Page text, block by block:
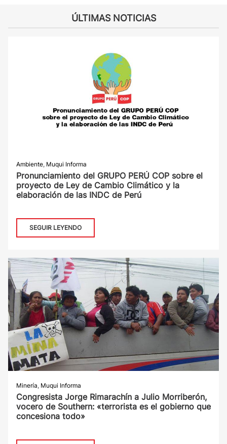
ÚLTIMAS NOTICIAS
Ambiente, Muqui Informa
Pronunciamiento del GRUPO PERÚ COP sobre el
proyecto de Ley de Cambio Climático y la
elaboración de las INDC de Perú
SEGUIR LEYENDO
Minería, Muqui Informa
Congresista Jorge Rimarachín a Julio Morriberón,
vocero de Southern: «terrorista es el gobierno que
concesiona todo»